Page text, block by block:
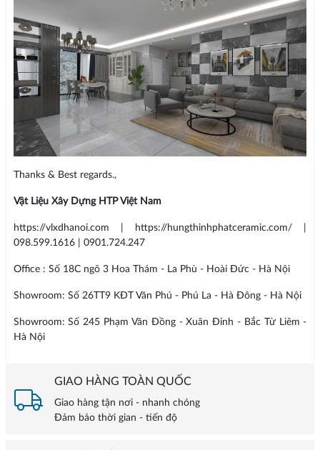
Thanks & Best regards.,
Vật Liệu Xây Dựng HTP Việt Nam
https://vlxdhanoi.com | https://hungthinhphatceramic.com/ |
098.599.1616 | 0901.724.247
Office : Số 18C ngõ 3 Hoa Thám - La Phù - Hoài Đức - Hà Nội
Showroom: Số 26TT9 KĐT Văn Phú - Phú La - Hà Đông - Hà Nội
Showroom: Số 245 Phạm Văn Đồng - Xuân Đỉnh - Bắc Từ Liêm -
Hà Nội
GIAO HÀNG TOÀN QUỐC
Giao hàng tận nơi - nhanh chóng
Đảm bảo thời gian - tiến độ